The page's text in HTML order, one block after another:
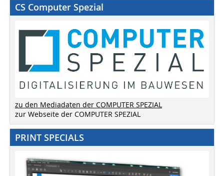
CS Computer Spezial
zu den Mediadaten der COMPUTER SPEZIAL
zur Webseite der COMPUTER SPEZIAL
PRINT SPECIALS